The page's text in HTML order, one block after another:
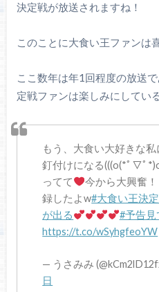
決定戦が放送されますね！
このことに大食い王ファンは
ここ数年は年1回程度の放送
定戦ファンは楽しみにしてい
もう、大食い大好きな
釘付けになる(((o(*ﾟ▽ﾟ
ってて
今から大興奮
録したよw#大食い王決
が出る
#予告見
https://t.co/wSyhgfeoYW
— うさみみ
日